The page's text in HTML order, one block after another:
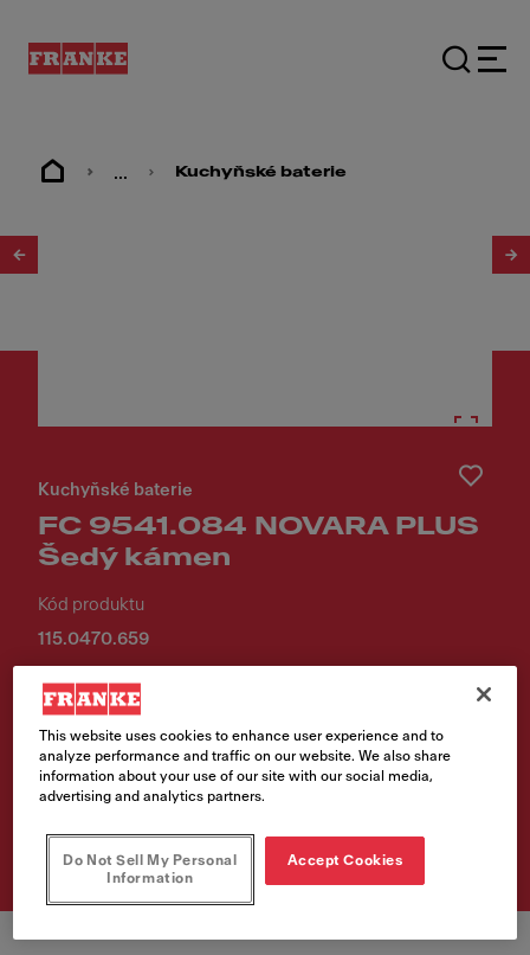
... Kuchyňské baterie
Kuchyňské baterie
FC 9541.084 NOVARA PLUS
Šedý kámen
Kód produktu
115.0470.659
2 904,00 Kč
Cena vč. DPH
Vyhledávač prodejních
This website uses cookies to enhance user experience and to
analyze performance and traffic on our website. We also share
information about your use of our site with our social media,
advertising and analytics partners.
Do Not Sell My Personal
Information
Accept Cookies